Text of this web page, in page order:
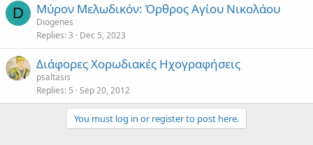
D Μύρον Μελωδικόν: Όρθρος Αγίου Νικολάου
Diogenes
Replies 3 Dec 5, 2023
Διάφορες Χορωδιακές Ηχογραφήσεις
psaltasis
Replies 5 Sep 20, 2012
You must log in or register to post here.